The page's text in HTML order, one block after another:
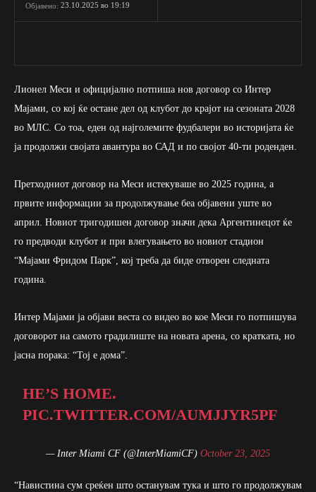
Објавено: 23.10.2025 во 19:19
Лионел Меси и официјално потпиша нов договор со Интер
Мајами, со кој ќе остане дел од клубот до крајот на сезоната 2028
во МЛС. Со тоа, еден од најголемите фудбалери во историјата ќе
ја продолжи својата авантура во САД и по својот 40-ти роденден.
Претходниот договор на Меси истекуваше во 2025 година, а
првите информации за продолжување беа објавени уште во
април. Новиот тригодишен договор значи дека Аргентинецот ќе
го предводи клубот и при влегувањето во новиот стадион
“Мајами Фридом Парк”, кој треба да биде отворен следната
година.
Интер Мајами ја објави веста со видео во кое Меси го потпишува
договорот на самото градилиште на новата арена, со кратката, но
јасна порака: “Тој е дома”.
HE’S HOME.
PIC.TWITTER.COM/AUMJJYR5PF
— Inter Miami CF (@InterMiamiCF) October 23, 2025
“Навистина сум среќен што останувам тука и што го продолжувам